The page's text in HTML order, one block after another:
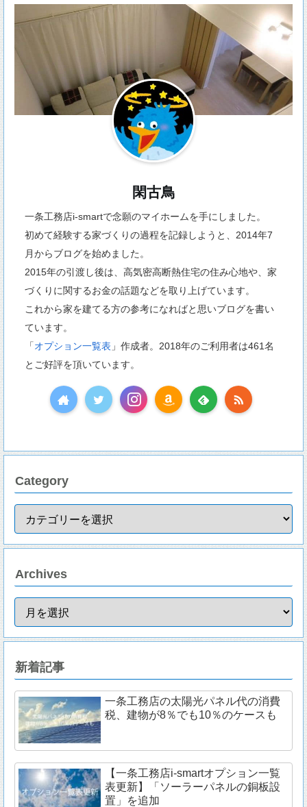
閑古鳥
一条工務店i-smartで念願のマイホームを手にしました。
初めて経験する家づくりの過程を記録しようと、2014年7
月からブログを始めました。
2015年の引渡し後は、高気密高断熱住宅の住み心地や、家
づくりに関するお金の話題などを取り上げています。
これから家を建てる方の参考になればと思いブログを書い
ています。
「 オプション一覧表 」作成者。2018年のご利用者は461名
とご好評を頂いています。
Category
Archives
新着記事
一条工務店の太陽光パネル代の消費
税、建物が8％でも10％のケースも
【一条工務店i-smartオプション一覧
表更新】「ソーラーパネルの銅板設
置」を追加